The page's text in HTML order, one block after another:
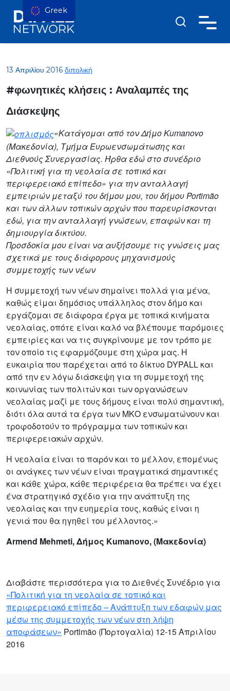
13 Απριλίου 2016 διπολική
#φωνητικές κλήσεις : Αναλαμπές της
Διάσκεψης
«Κατάγομαι από τον Δήμο Kumanovo
(Μακεδονία), Τμήμα Ευρωενσωμάτωσης και
Διεθνούς Συνεργασίας. Ήρθα εδώ στο συνέδριο
«Πολιτική για τη νεολαία σε τοπικό και
περιφερειακό επίπεδο» για την ανταλλαγή
εμπειριών μεταξύ του δήμου μου, του δήμου Portimão
και των άλλων τοπικών αρχών που παρευρίσκονται
εδώ, για την ανταλλαγή γνώσεων, επαφών και τη
δημιουργία δικτύου.
Προσδοκία μου είναι να αυξήσουμε τις γνώσεις μας
σχετικά με τους διάφορους μηχανισμούς
συμμετοχής των νέων
Η συμμετοχή των νέων σημαίνει πολλά για μένα,
καθώς είμαι δημόσιος υπάλληλος στον δήμο και
εργάζομαι σε διάφορα έργα με τοπικά κινήματα
νεολαίας, οπότε είναι καλό να βλέπουμε παρόμοιες
εμπειρίες και να τις συγκρίνουμε με τον τρόπο με
τον οποίο τις εφαρμόζουμε στη χώρα μας. Η
ευκαιρία που παρέχεται από το δίκτυο DYPALL και
από την εν λόγω διάσκεψη για τη συμμετοχή της
κοινωνίας των πολιτών και των οργανώσεων
νεολαίας μαζί με τους δήμους είναι πολύ σημαντική,
διότι όλα αυτά τα έργα των ΜΚΟ ενσωματώνουν και
τροφοδοτούν το πρόγραμμα των τοπικών και
περιφερειακών αρχών.
Η νεολαία είναι το παρόν και το μέλλον, επομένως
οι ανάγκες των νέων είναι πραγματικά σημαντικές
και κάθε χώρα, κάθε περιφέρεια θα πρέπει να έχει
ένα στρατηγικό σχέδιο για την ανάπτυξη της
νεολαίας και την ευημερία τους, καθώς είναι η
γενιά που θα ηγηθεί του μέλλοντος.»
Armend Mehmeti, Δήμος Kumanovo, (Μακεδονία)
Διαβάστε περισσότερα για το Διεθνές Συνέδριο για
«Πολιτική για τη νεολαία σε τοπικό και
περιφερειακό επίπεδο – Ανάπτυξη των εδαφών μας
μέσω της συμμετοχής των νέων στη λήψη
αποφάσεων» Portimão (Πορτογαλία) 12-15 Απριλίου
2016
Greek